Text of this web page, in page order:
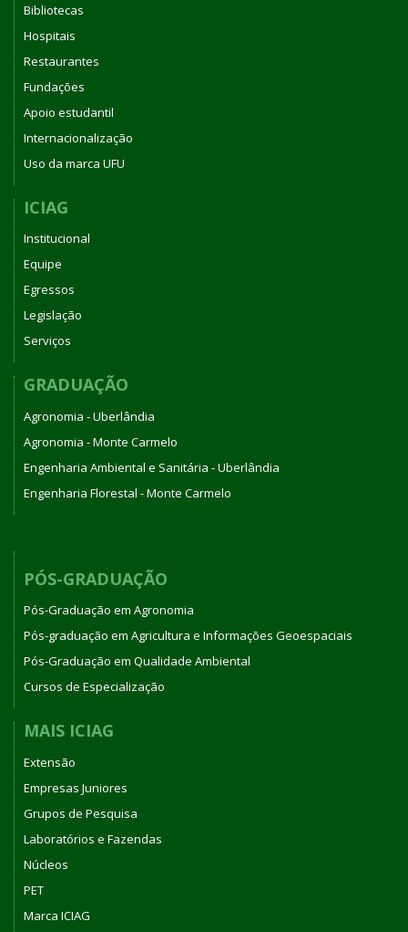
Bibliotecas
Hospitais
Restaurantes
Fundações
Apoio estudantil
Internacionalização
Uso da marca UFU
ICIAG
Institucional
Equipe
Egressos
Legislação
Serviços
GRADUAÇÃO
Agronomia - Uberlândia
Agronomia - Monte Carmelo
Engenharia Ambiental e Sanitária - Uberlândia
Engenharia Florestal - Monte Carmelo
PÓS-GRADUAÇÃO
Pós-Graduação em Agronomia
Pós-graduação em Agricultura e Informações Geoespaciais
Pós-Graduação em Qualidade Ambiental
Cursos de Especialização
MAIS ICIAG
Extensão
Empresas Juniores
Grupos de Pesquisa
Laboratórios e Fazendas
Núcleos
PET
Marca ICIAG